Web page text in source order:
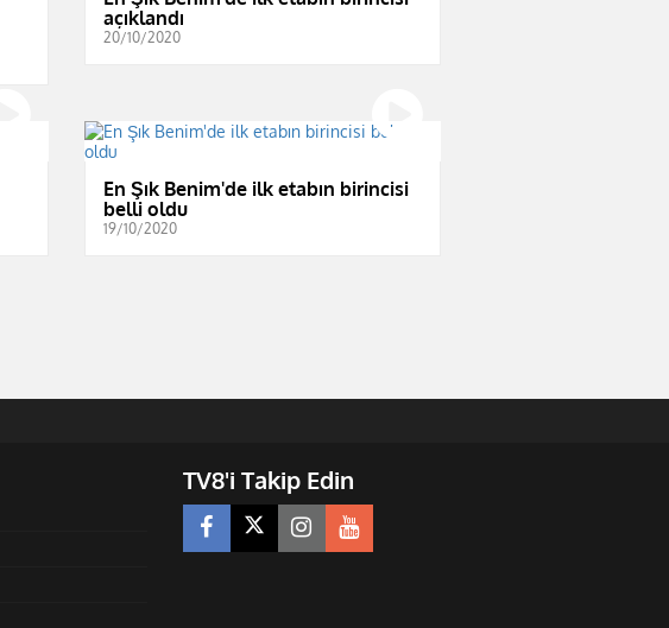
açıklandı
20/10/2020
En Şık Benim'de ilk etabın birincisi
belli oldu
19/10/2020
TV8'i Takip Edin